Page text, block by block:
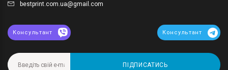
bestprint.com.ua@gmail.com
Консультант Консультант
ПІДПИСАТИСЬ